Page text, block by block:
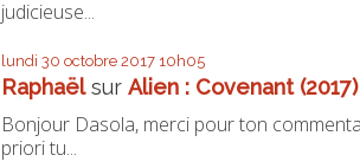
judicieuse...
lundi 30 octobre 2017 10h05
RaphaëlsurAlien : Covenant (2017)
Bonjour Dasola, merci pour ton
priori tu...